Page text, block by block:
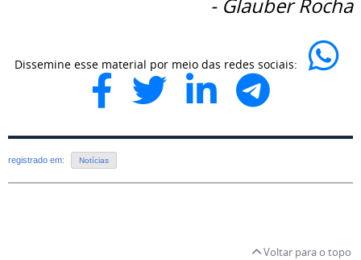
- Glauber Rocha
Dissemine esse material por meio das redes sociais:
registrado em: Notícias
Voltar para o topo